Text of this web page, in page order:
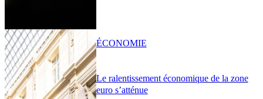
Le ralentissement économique de la zone
euro s’atténue
ÉCONOMIE